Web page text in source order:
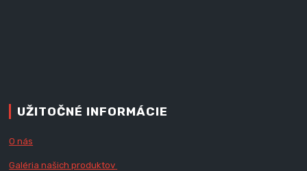
UŽITOČNÉ INFORMÁCIE
O nás
Galéria našich produktov